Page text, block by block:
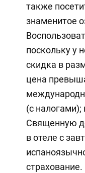
также
знаменитое
поскольку у
скидка в
цена
(с
Священную
в отеле с
страхование.